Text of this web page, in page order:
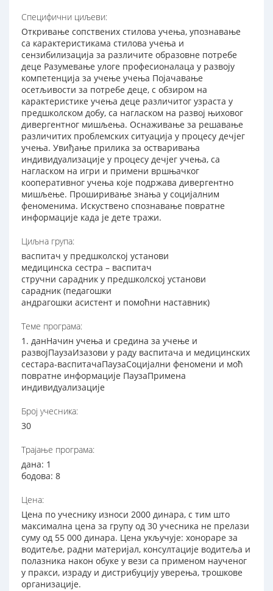
Специфични циљеви:
Откривање сопствених стилова учења, упознавање
са карактеристикама стилова учења и
сензибилизација за различите образовне потребе
деце Разумевање улоге професионалаца у развоју
компетенција за учење учења Појачавање
осетљивости за потребе деце, с обзиром на
карактеристике учења деце различитог узраста у
предшколском добу, са нагласком на развој њиховог
дивергентног мишљења. Оснаживање за решавање
различитих проблемских ситуација у процесу дечјег
учења. Увиђање прилика за остваривања
индивидуализације у процесу дечјег учења, са
нагласком на игри и примени вршњачког
кооперативног учења које подржава дивергентно
мишљење. Проширивање знања у социјалним
феноменима. Искуствено спознавање повратне
информације када је дете тражи.
Циљна група:
васпитач у предшколској установи
медицинска сестра – васпитач
стручни сарадник у предшколској установи
сарадник (педагошки
андрагошки асистент и помоћни наставник)
Теме програма:
1. данНачин учења и средина за учење и
развојПаузаИзазови у раду васпитача и медицинских
сестара-васпитачаПаузаСоцијални феномени и моћ
повратне информације ПаузаПримена
индивидуализације
Број учесника:
30
Трајање програма:
дана: 1
бодова: 8
Цена:
Цена по учеснику износи 2000 динара, с тим што
максимална цена за групу од 30 учесника не прелази
суму од 55 000 динара. Цена укључује: хонораре за
водитеље, радни материјал, консултације водитеља и
полазника након обуке у вези са применом наученог
у пракси, израду и дистрибуцију уверења, трошкове
организације.